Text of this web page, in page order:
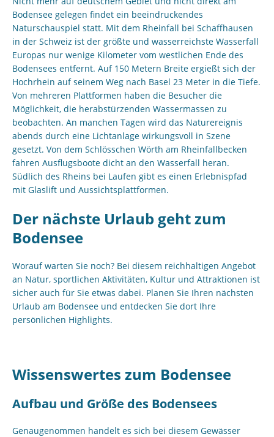
Bodensee gelegen findet ein beeindruckendes
Naturschauspiel statt. Mit dem Rheinfall bei Schaffhausen
in der Schweiz ist der größte und wasserreichste Wasserfall
Europas nur wenige Kilometer vom westlichen Ende des
Bodensees entfernt. Auf 150 Metern Breite ergießt sich der
Hochrhein auf seinem Weg nach Basel 23 Meter in die Tiefe.
Von mehreren Plattformen haben die Besucher die
Möglichkeit, die herabstürzenden Wassermassen zu
beobachten. An manchen Tagen wird das Naturereignis
abends durch eine Lichtanlage wirkungsvoll in Szene
gesetzt. Von dem Schlösschen Wörth am Rheinfallbecken
fahren Ausflugsboote dicht an den Wasserfall heran.
Südlich des Rheins bei Laufen gibt es einen Erlebnispfad
mit Glaslift und Aussichtsplattformen.
Der nächste Urlaub geht zum
Bodensee
Worauf warten Sie noch? Bei diesem reichhaltigen Angebot
an Natur, sportlichen Aktivitäten, Kultur und Attraktionen ist
sicher auch für Sie etwas dabei. Planen Sie Ihren nächsten
Urlaub am Bodensee und entdecken Sie dort Ihre
persönlichen Highlights.
Wissenswertes zum Bodensee
Aufbau und Größe des Bodensees
Genaugenommen handelt es sich bei diesem Gewässer